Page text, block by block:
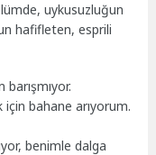
uykusuzluğun
hafifleten, esprili
bahane arıyorum.
benimle dalga